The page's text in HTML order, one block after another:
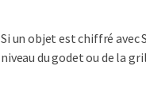
Si un objet est chiffré avec
niveau du godet ou de la